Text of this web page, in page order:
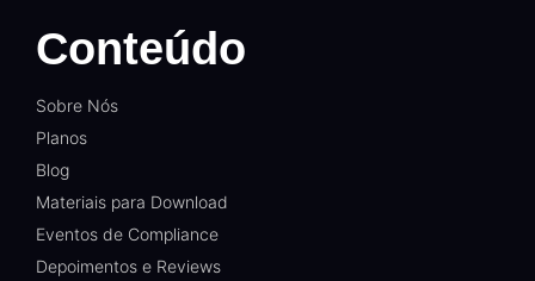
Conteúdo
Sobre Nós
Planos
Blog
Materiais para Download
Eventos de Compliance
Depoimentos e Reviews